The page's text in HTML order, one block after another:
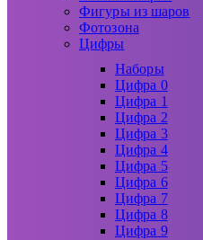
Фигуры из шаров
Фотозона
Цифры
Наборы
Цифра 0
Цифра 1
Цифра 2
Цифра 3
Цифра 4
Цифра 5
Цифра 6
Цифра 7
Цифра 8
Цифра 9